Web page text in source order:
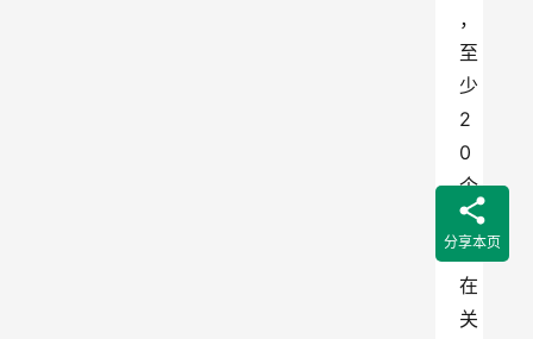
，
至
少
2
0
个
曾
经
在
关
分享本页